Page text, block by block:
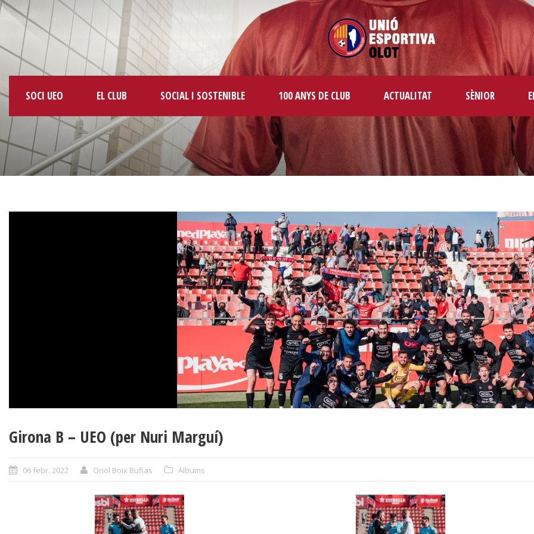
SOCI UEO EL CLUB SOCIAL I SOSTENIBLE 100 ANYS DE CLUB ACTUALITAT SÈNIOR
Girona B – UEO (per Nuri Marguí)
06 febr. 2022 Oriol Boix Bufias Albums